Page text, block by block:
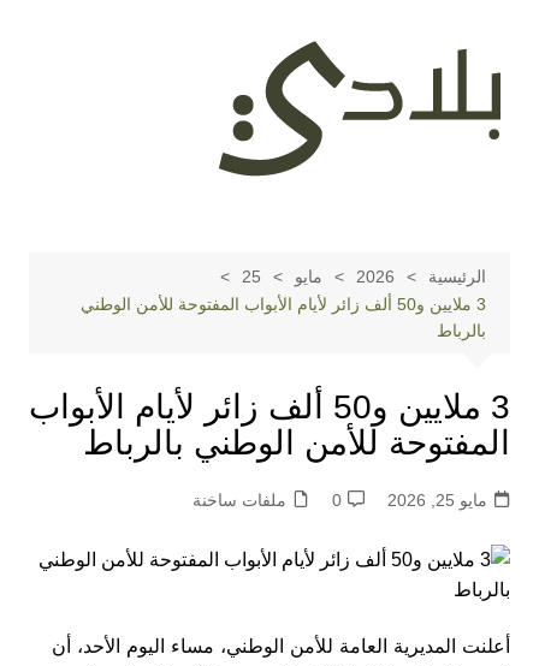
المحتوى
الرئيسية 2026 مايو
25
3 ملايين و50 ألف زائر لأيام الأبواب المفتوحة للأمن الوطني
بالرباط
3 ملايين و50 ألف زائر لأيام الأبواب
المفتوحة للأمن الوطني بالرباط
مايو 25, 2026 0 ملفات ساخنة
أعلنت المديرية العامة للأمن الوطني، مساء اليوم الأحد، أن